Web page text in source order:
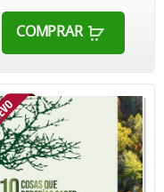
COMPRAR